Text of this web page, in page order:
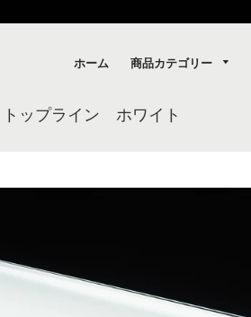
ホーム 商品カテゴリー
トップライン ホワイト